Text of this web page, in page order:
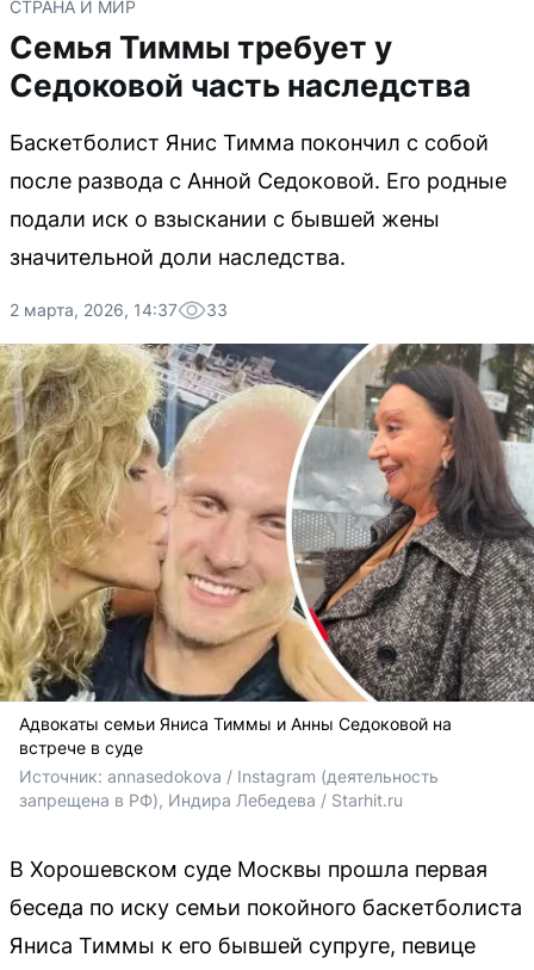
СТРАНА И МИР
Семья Тиммы требует у
Седоковой часть наследства
Баскетболист Янис Тимма покончил с собой
после развода с Анной Седоковой. Его родные
подали иск о взыскании с бывшей жены
значительной доли наследства.
2 марта, 2026, 14:37 33
Адвокаты семьи Яниса Тиммы и Анны Седоковой на
встрече в суде
Источник: annasedokova / Instagram (деятельность
запрещена в РФ), Индира Лебедева / Starhit.ru
В Хорошевском суде Москвы прошла первая
беседа по иску семьи покойного баскетболиста
Яниса Тиммы к его бывшей супруге, певице